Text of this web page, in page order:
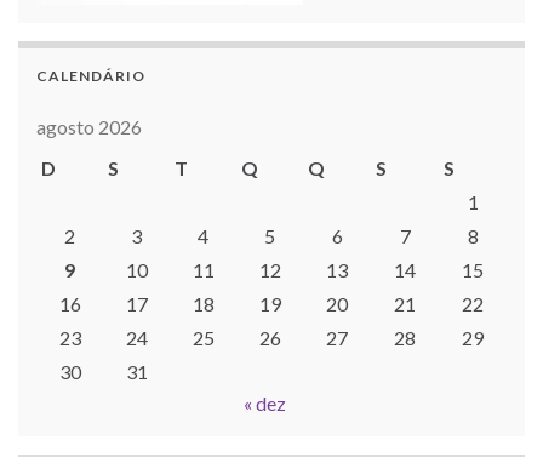
CALENDÁRIO
agosto 2026
D
S T Q Q S
S
1
2
3 4 5 6 7
8
9
10 11 12 13 14
15
16
17 18 19 20 21
22
23
24 25 26 27 28
29
30
31
« dez